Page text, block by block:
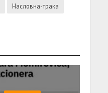
Насловна-трака